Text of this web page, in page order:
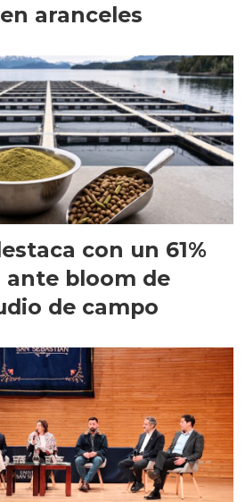
aranceles
con un 61%
ante bloom de
de campo